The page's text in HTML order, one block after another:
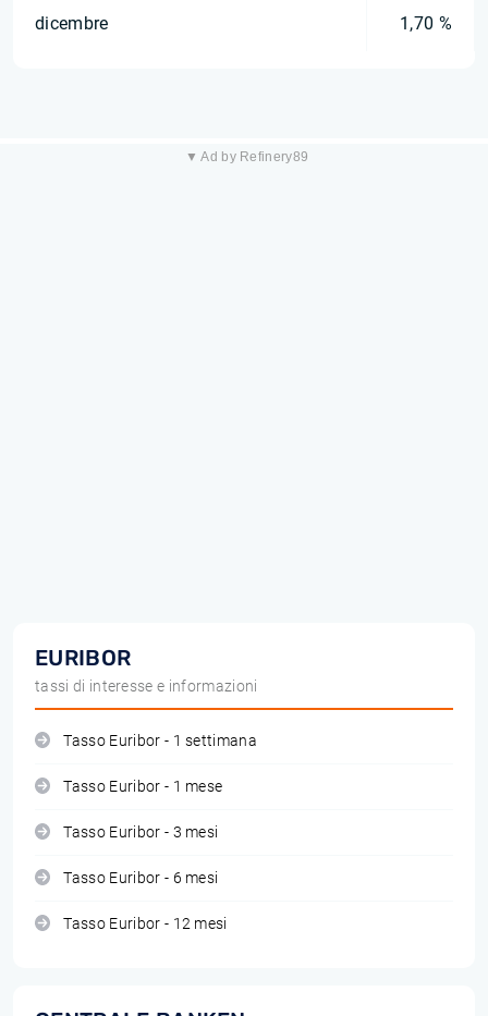
dicembre 1,70 %
▼ Ad by Refinery89
EURIBOR
tassi di interesse e informazioni
Tasso Euribor - 1 settimana
Tasso Euribor - 1 mese
Tasso Euribor - 3 mesi
Tasso Euribor - 6 mesi
Tasso Euribor - 12 mesi